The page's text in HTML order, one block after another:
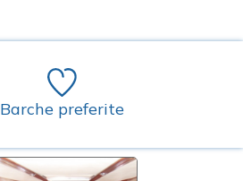
Barche preferite